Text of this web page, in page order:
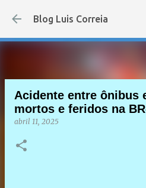
Pular para o
Blog Luis Correia
Acidente entre ônibus
mortos e feridos na
abril 11, 2025